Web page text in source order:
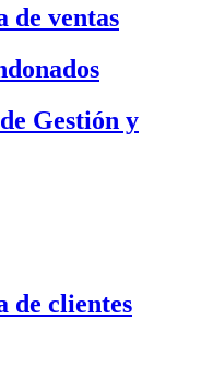
de ventas
Gestión y
de clientes